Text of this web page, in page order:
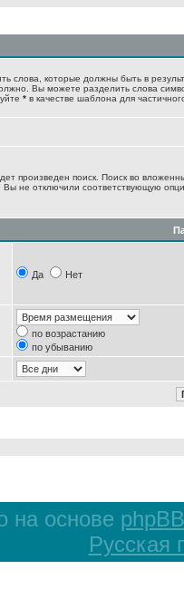
слова, которые должны быть в
Вы можете разделить слова
* в качестве шаблона для
произведен поиск. Поиск во
Вы не отключили соответствующую
Да Нет
по возрастанию
по убыванию
на основе phpBB
Русская